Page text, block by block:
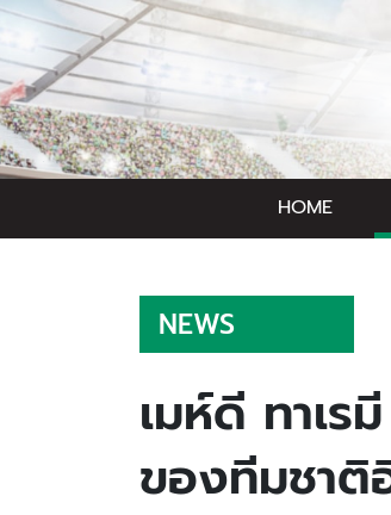
HOME
NEWS
เมห์ดี ทาเ
ของทีมชาติ